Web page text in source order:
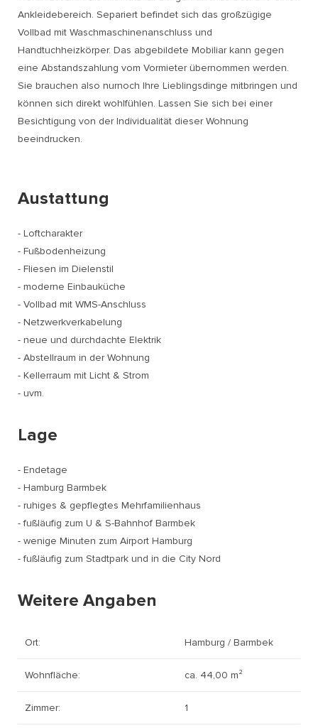
Ankleidebereich. Separiert befindet sich das großzügige
Vollbad mit Waschmaschinenanschluss und
Handtuchheizkörper. Das abgebildete Mobiliar kann gegen
eine Abstandszahlung vom Vormieter übernommen werden.
Sie brauchen also nurnoch Ihre Lieblingsdinge mitbringen und
können sich direkt wohlfühlen. Lassen Sie sich bei einer
Besichtigung von der Individualität dieser Wohnung
beeindrucken.
Austattung
- Loftcharakter
- Fußbodenheizung
- Fliesen im Dielenstil
- moderne Einbauküche
- Vollbad mit WMS-Anschluss
- Netzwerkverkabelung
- neue und durchdachte Elektrik
- Abstellraum in der Wohnung
- Kellerraum mit Licht & Strom
- uvm.
Lage
- Endetage
- Hamburg Barmbek
- ruhiges & gepflegtes Mehrfamilienhaus
- fußläufig zum U & S-Bahnhof Barmbek
- wenige Minuten zum Airport Hamburg
- fußläufig zum Stadtpark und in die City Nord
Weitere Angaben
Ort: Hamburg / Barmbek
Wohnfläche: ca. 44,00 m²
Zimmer: 1